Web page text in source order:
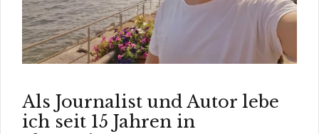
Als Journalist und Autor lebe
ich seit 15 Jahren in